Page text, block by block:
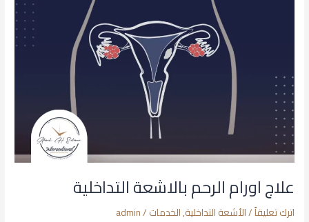
علاج اورام الرحم بالاشعة التداخلية
اترك تعليقاً/الأشعة التداخلية,الخدمات/
admin